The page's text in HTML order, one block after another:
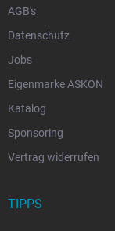
AGB's
Datenschutz
Jobs
Eigenmarke ASKON
Katalog
Sponsoring
Vertrag widerrufen
TIPPS